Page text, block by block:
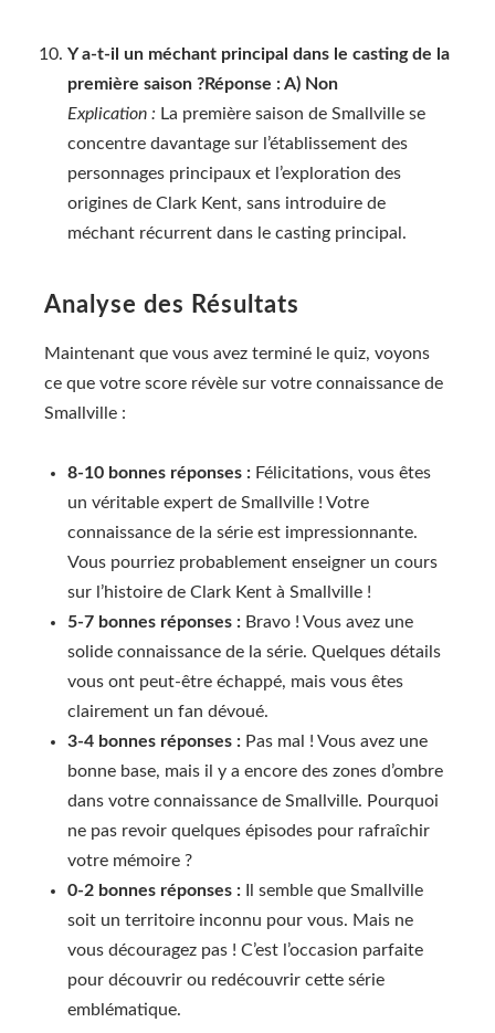
Y a-t-il un méchant principal dans le casting de la
première saison ?Réponse : A) Non
Explication : La première saison de Smallville se
concentre davantage sur l’établissement des
personnages principaux et l’exploration des
origines de Clark Kent, sans introduire de
méchant récurrent dans le casting principal.
Analyse des Résultats
Maintenant que vous avez terminé le quiz, voyons
ce que votre score révèle sur votre connaissance de
Smallville :
8-10 bonnes réponses : Félicitations, vous êtes
un véritable expert de Smallville ! Votre
connaissance de la série est impressionnante.
Vous pourriez probablement enseigner un cours
sur l’histoire de Clark Kent à Smallville !
5-7 bonnes réponses : Bravo ! Vous avez une
solide connaissance de la série. Quelques détails
vous ont peut-être échappé, mais vous êtes
clairement un fan dévoué.
3-4 bonnes réponses : Pas mal ! Vous avez une
bonne base, mais il y a encore des zones d’ombre
dans votre connaissance de Smallville. Pourquoi
ne pas revoir quelques épisodes pour rafraîchir
votre mémoire ?
0-2 bonnes réponses : Il semble que Smallville
soit un territoire inconnu pour vous. Mais ne
vous découragez pas ! C’est l’occasion parfaite
pour découvrir ou redécouvrir cette série
emblématique.